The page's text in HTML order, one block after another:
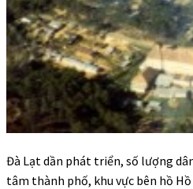
Đà Lạt dần phát triển, số lượng
tâm thành phố, khu vực bên hồ